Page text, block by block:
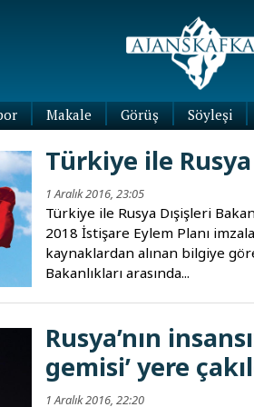
Makale Görüş Söyleşi
Türkiye ile
1 Aralık 2016, 23:05
Türkiye ile Rusya Dışişleri
2018 İstişare Eylem Planı
kaynaklardan alınan bilgiye
Bakanlıkları arasında...
Rusya’nın
gemisi’ yere
1 Aralık 2016, 22:20